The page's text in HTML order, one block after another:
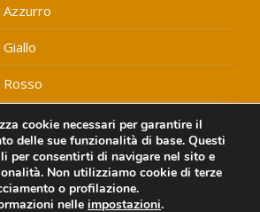
cookie necessari per garantire il
delle sue funzionalità di base. Questi
per consentirti di navigare nel sito e
Non utilizziamo cookie di terze
o profilazione.
nelle impostazioni.